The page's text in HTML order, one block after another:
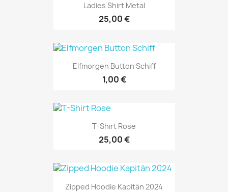
Ladies Shirt Metal
25,00 €
Elfmorgen Button Schiff
1,00 €
T-Shirt Rose
25,00 €
Zipped Hoodie Kapitän 2024